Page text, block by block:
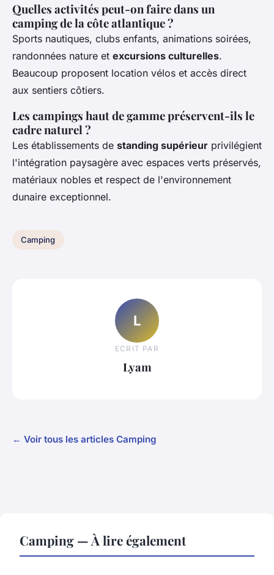
Quelles activités peut-on faire dans un
camping de la côte atlantique ?
Sports nautiques, clubs enfants, animations soirées,
randonnées nature et excursions culturelles.
Beaucoup proposent location vélos et accès direct
aux sentiers côtiers.
Les campings haut de gamme préservent-ils le
cadre naturel ?
Les établissements de standing supérieur privilégient
l'intégration paysagère avec espaces verts préservés,
matériaux nobles et respect de l'environnement
dunaire exceptionnel.
Camping
L
ECRIT PAR
Lyam
← Voir tous les articles Camping
Camping — À lire également